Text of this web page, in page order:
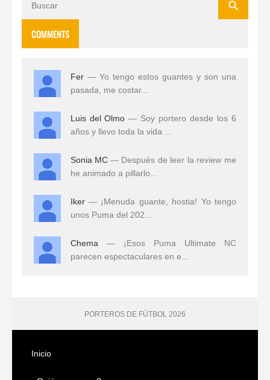
COMMENTS
Fer — Yo tengo estos guantes y son una
pasada, me costar...
Luis del Olmo — Soy portero desde los 6
años y llevo toda la vida ...
Sonia MC — Después de leer la review me
he animado a pillarlo...
Iker — ¡Menuda guante, hostia! Yo tengo
unos Puma del 202...
Chema — ¡Esos Puma Ultimate NC
parecen espectaculares en e...
PORTEROS DE FÚTBOL 2026
Inicio